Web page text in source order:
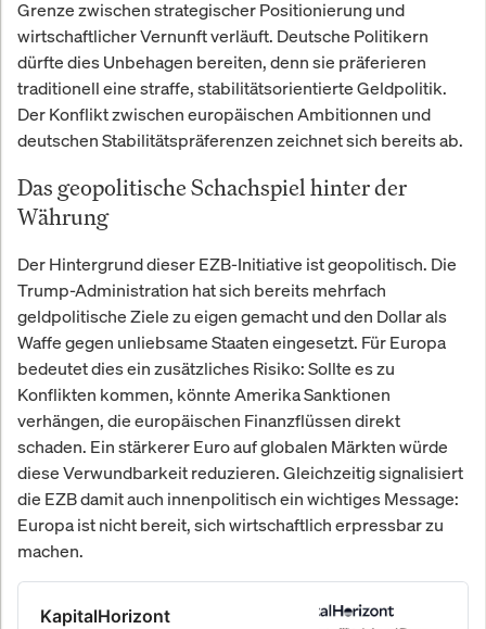
Grenze zwischen strategischer Positionierung und
wirtschaftlicher Vernunft verläuft. Deutsche Politikern
dürfte dies Unbehagen bereiten, denn sie präferieren
traditionell eine straffe, stabilitätsorientierte Geldpolitik.
Der Konflikt zwischen europäischen Ambitionnen und
deutschen Stabilitätspräferenzen zeichnet sich bereits ab.
Das geopolitische Schachspiel hinter der
Währung
Der Hintergrund dieser EZB-Initiative ist geopolitisch. Die
Trump-Administration hat sich bereits mehrfach
geldpolitische Ziele zu eigen gemacht und den Dollar als
Waffe gegen unliebsame Staaten eingesetzt. Für Europa
bedeutet dies ein zusätzliches Risiko: Sollte es zu
Konflikten kommen, könnte Amerika Sanktionen
verhängen, die europäischen Finanzflüssen direkt
schaden. Ein stärkerer Euro auf globalen Märkten würde
diese Verwundbarkeit reduzieren. Gleichzeitig signalisiert
die EZB damit auch innenpolitisch ein wichtiges Message:
Europa ist nicht bereit, sich wirtschaftlich erpressbar zu
machen.
KapitalHorizont